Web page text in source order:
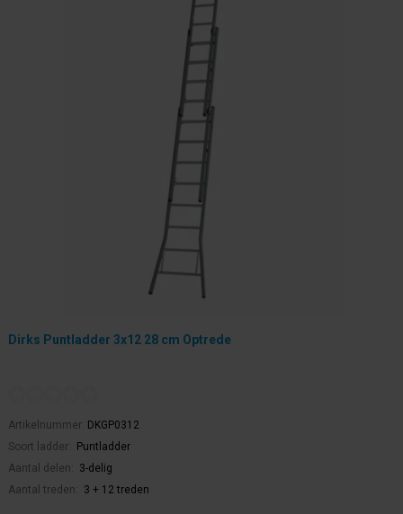
Dirks Puntladder 3x12 28 cm Optrede
Artikelnummer: DKGP0312
Soort ladder:
Puntladder
Aantal delen:
3-delig
Aantal treden:
3 + 12 treden